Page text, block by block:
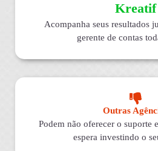
Kreatif
Acompanha seus resultados
gerente de contas
Outras
Podem não oferecer o suporte
espera investindo o